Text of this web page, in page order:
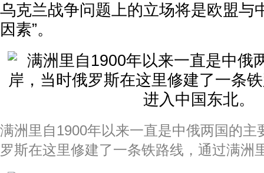
乌克兰战争问题上的立场将是欧盟与
因素”。
满洲里自1900年以来一直是中俄两国的主
罗斯在这里修建了一条铁路线，通过满洲